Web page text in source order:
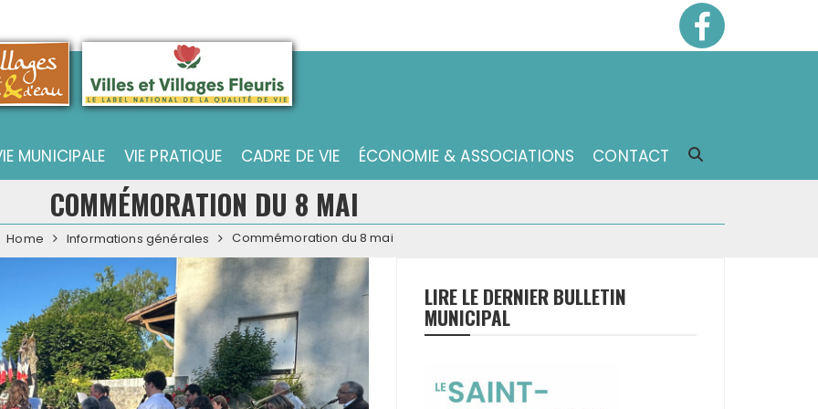
MUNICIPALE VIE PRATIQUE CADRE DE VIE ÉCONOMIE & ASSOCIATIONS CONTACT
COMMÉMORATION DU 8 MAI
Home Informations générales Commémoration du 8 mai
LIRE LE DERNIER BULLETIN
MUNICIPAL